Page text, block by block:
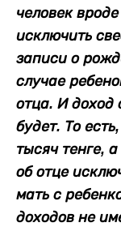
человек
исключить
записи о
случае
отца. И доход
будет. То
тысяч тенге,
об отце
мать с
доходов не